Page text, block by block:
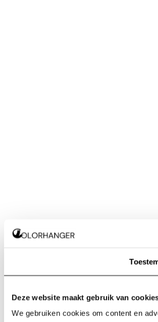
Deze website maakt gebruik van
We gebruiken cookies om content en